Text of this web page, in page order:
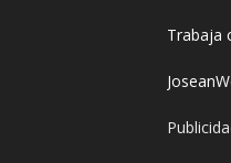
Trabaja